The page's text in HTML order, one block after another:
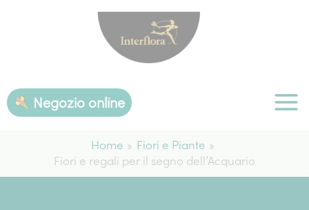
Negozio online
Home
Fiori e Piante
Fiori e regali per il segno dell’Acquario